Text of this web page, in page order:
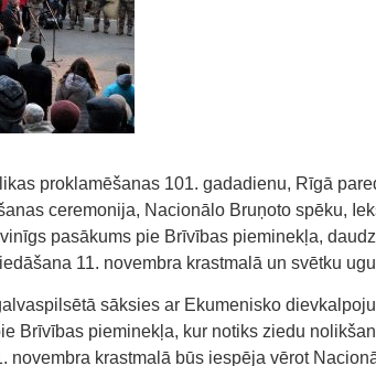
proklamēšanas 101. gadadienu, Rīgā
ceremonija, Nacionālo Bruņoto spēku,
pasākums pie Brīvības pieminekļa,
11. novembra krastmalā un svētku
sāksies ar Ekumenisko
Brīvības pieminekļa, kur notiks ziedu
novembra krastmalā būs iespēja vērot